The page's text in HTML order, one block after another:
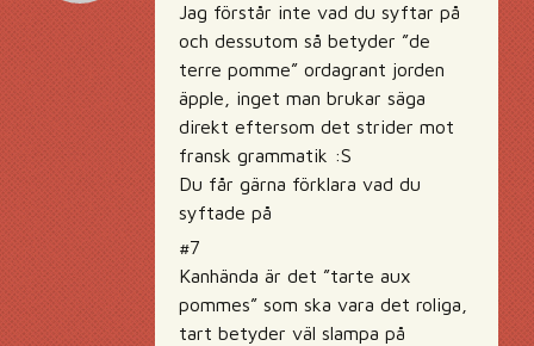
Jag förstår inte vad du syftar på
och dessutom så betyder ”de
terre pomme” ordagrant jorden
äpple, inget man brukar säga
direkt eftersom det strider mot
fransk grammatik :S
Du får gärna förklara vad du
syftade på
#7
Kanhända är det ”tarte aux
pommes” som ska vara det roliga,
tart betyder väl slampa på